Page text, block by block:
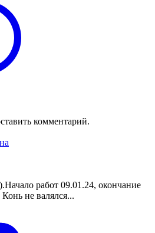
комментарий.
работ 09.01.24, окончание
не валялся...